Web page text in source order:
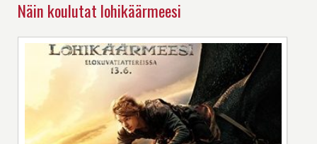
Näin koulutat lohikäärmeesi